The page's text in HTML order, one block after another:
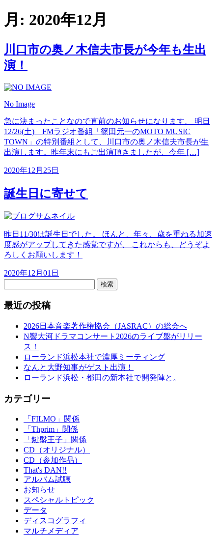
月: 2020年12月
川口市の奥ノ木信夫市長が今年も生出
演！
No Image
急に決まったことなので直前のお知らせになります。 明日
12/26(土) FMラジオ番組「篠田元一のMOTO MUSIC
TOWN」の特別番組として、川口市の奥ノ木信夫市長が生
出演します。昨年末にもご出演頂きましたが、今年 […]
2020年12月25日
誕生日に寄せて
昨日11/30は誕生日でした。 ほんと、年々、歳を重ねる加速
度感がアップしてきた感覚ですが、 これからも、どうぞよ
ろしくお願いします！
2020年12月01日
検索
最近の投稿
2026日本音楽著作権協会（JASRAC）の総会へ
N響大河ドラマコンサート2026のライブ盤がリリー
ス！
ローランド浜松本社で濃厚ミーティング
なんと大野知事がゲスト出演！
ローランド浜松・都田の新本社で開発陣と。
カテゴリー
「FILMO」関係
「Thprim」関係
「鍵盤王子」関係
CD（オリジナル）
CD（参加作品）
That's DAN!!
アルバム試聴
お知らせ
スペシャルトピック
データ
ディスコグラフィ
マルチメディア